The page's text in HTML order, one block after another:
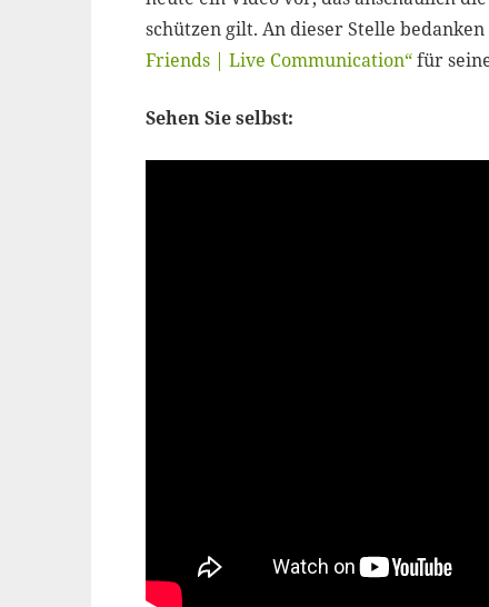
schützen gilt. An dieser Stelle
Friends | Live Communication“für
Sehen Sie selbst: